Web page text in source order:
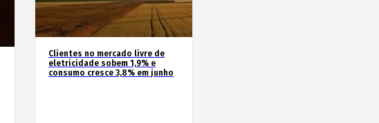
Clientes no mercado livre de
eletricidade sobem 1,9% e
consumo cresce 3,8% em junho